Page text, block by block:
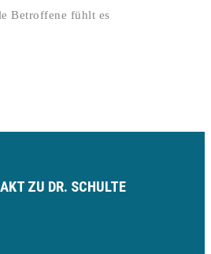
Betroffene fühlt es
ZU DR. SCHULTE